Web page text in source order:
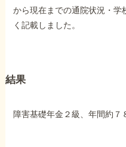
から現在までの通院状況・学
く記載しました。
結果
障害基礎年金２級、年間約７